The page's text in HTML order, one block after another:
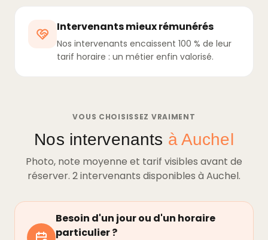
Intervenants mieux rémunérés
Nos intervenants encaissent 100 % de leur
tarif horaire : un métier enfin valorisé.
VOUS CHOISISSEZ VRAIMENT
Nos intervenants à Auchel
Photo, note moyenne et tarif visibles avant de
réserver. 2 intervenants disponibles à Auchel.
Besoin d'un jour ou d'un horaire
particulier ?